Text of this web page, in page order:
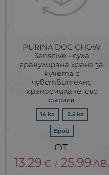
PURINA DOG CHOW
Sensitive - суха
гранулирана храна за
кучета с
чувствително
храносмилане, със
сьомга
14 кг 2.5 кг
Брой
13.29 € / 25.99 ЛВ.